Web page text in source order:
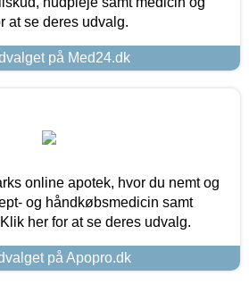
at se deres udvalg.
på Med24.dk
online apotek, hvor du nemt og
og håndkøbsmedicin samt
her for at se deres udvalg.
på Apopro.dk